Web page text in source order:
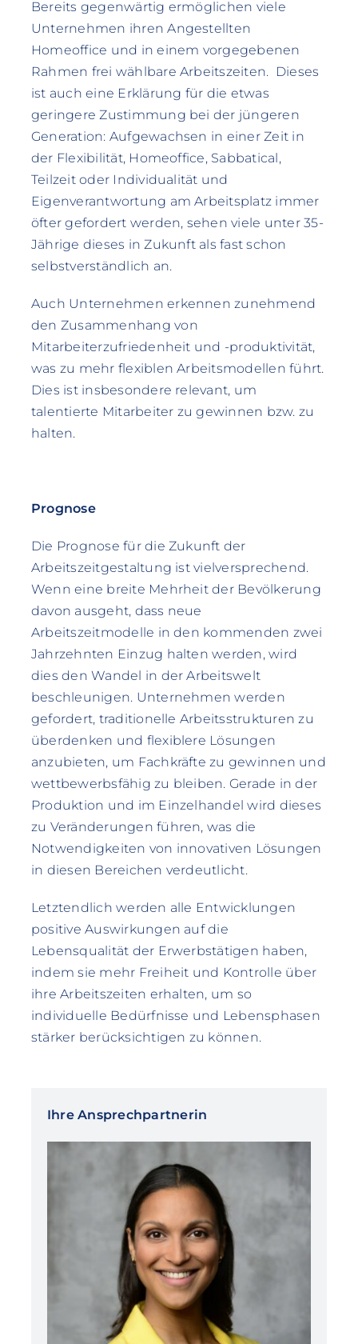
Bereits gegenwärtig ermöglichen viele
Unternehmen ihren Angestellten
Homeoffice und in einem vorgegebenen
Rahmen frei wählbare Arbeitszeiten. Dieses
ist auch eine Erklärung für die etwas
geringere Zustimmung bei der jüngeren
Generation: Aufgewachsen in einer Zeit in
der Flexibilität, Homeoffice, Sabbatical,
Teilzeit oder Individualität und
Eigenverantwortung am Arbeitsplatz immer
öfter gefordert werden, sehen viele unter 35-
Jährige dieses in Zukunft als fast schon
selbstverständlich an.
Auch Unternehmen erkennen zunehmend
den Zusammenhang von
Mitarbeiterzufriedenheit und -produktivität,
was zu mehr flexiblen Arbeitsmodellen führt.
Dies ist insbesondere relevant, um
talentierte Mitarbeiter zu gewinnen bzw. zu
halten.
Prognose
Die Prognose für die Zukunft der
Arbeitszeitgestaltung ist vielversprechend.
Wenn eine breite Mehrheit der Bevölkerung
davon ausgeht, dass neue
Arbeitszeitmodelle in den kommenden zwei
Jahrzehnten Einzug halten werden, wird
dies den Wandel in der Arbeitswelt
beschleunigen. Unternehmen werden
gefordert, traditionelle Arbeitsstrukturen zu
überdenken und flexiblere Lösungen
anzubieten, um Fachkräfte zu gewinnen und
wettbewerbsfähig zu bleiben. Gerade in der
Produktion und im Einzelhandel wird dieses
zu Veränderungen führen, was die
Notwendigkeiten von innovativen Lösungen
in diesen Bereichen verdeutlicht.
Letztendlich werden alle Entwicklungen
positive Auswirkungen auf die
Lebensqualität der Erwerbstätigen haben,
indem sie mehr Freiheit und Kontrolle über
ihre Arbeitszeiten erhalten, um so
individuelle Bedürfnisse und Lebensphasen
stärker berücksichtigen zu können.
Ihre Ansprechpartnerin